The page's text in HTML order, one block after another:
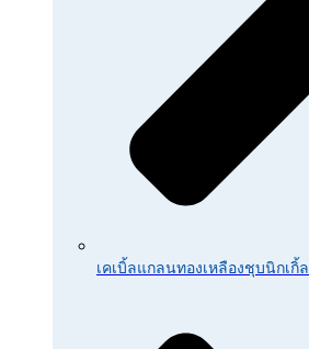
เคเบิ้ลแกลนทองเหลืองชุบนิกเกิ้ล